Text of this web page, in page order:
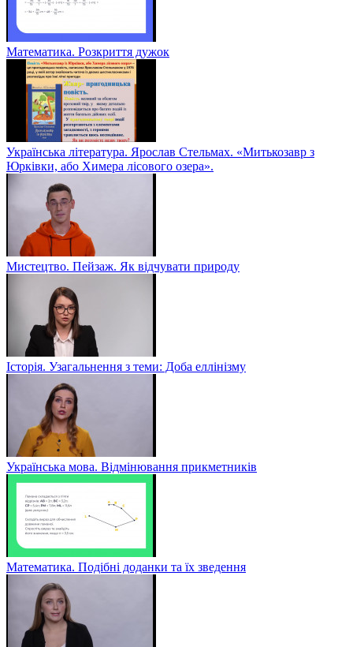
Математика. Розкриття дужок
Українська література. Ярослав Стельмах. «Митькозавр з
Юрківки, або Химера лісового озера».
Мистецтво. Пейзаж. Як відчувати природу
Історія. Узагальнення з теми: Доба еллінізму
Українська мова. Відмінювання прикметників
Математика. Подібні доданки та їх зведення